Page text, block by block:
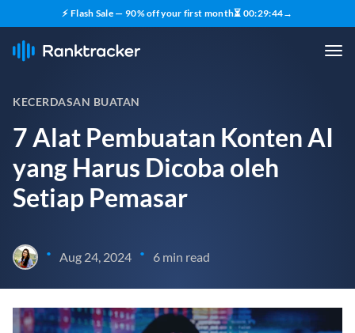
⚡ Flash Sale — 90% off your first month⏳ 00:29:43→
KECERDASAN BUATAN
7 Alat Pembuatan Konten AI
yang Harus Dicoba oleh
Setiap Pemasar
• Aug 24, 2024 • 6 min read